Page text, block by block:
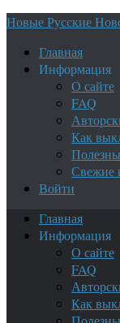
Новые Русские
Главная
Информация
О сайте
FAQ
Как
Свежие
Войти
Главная
Информация
О сайте
FAQ
Как